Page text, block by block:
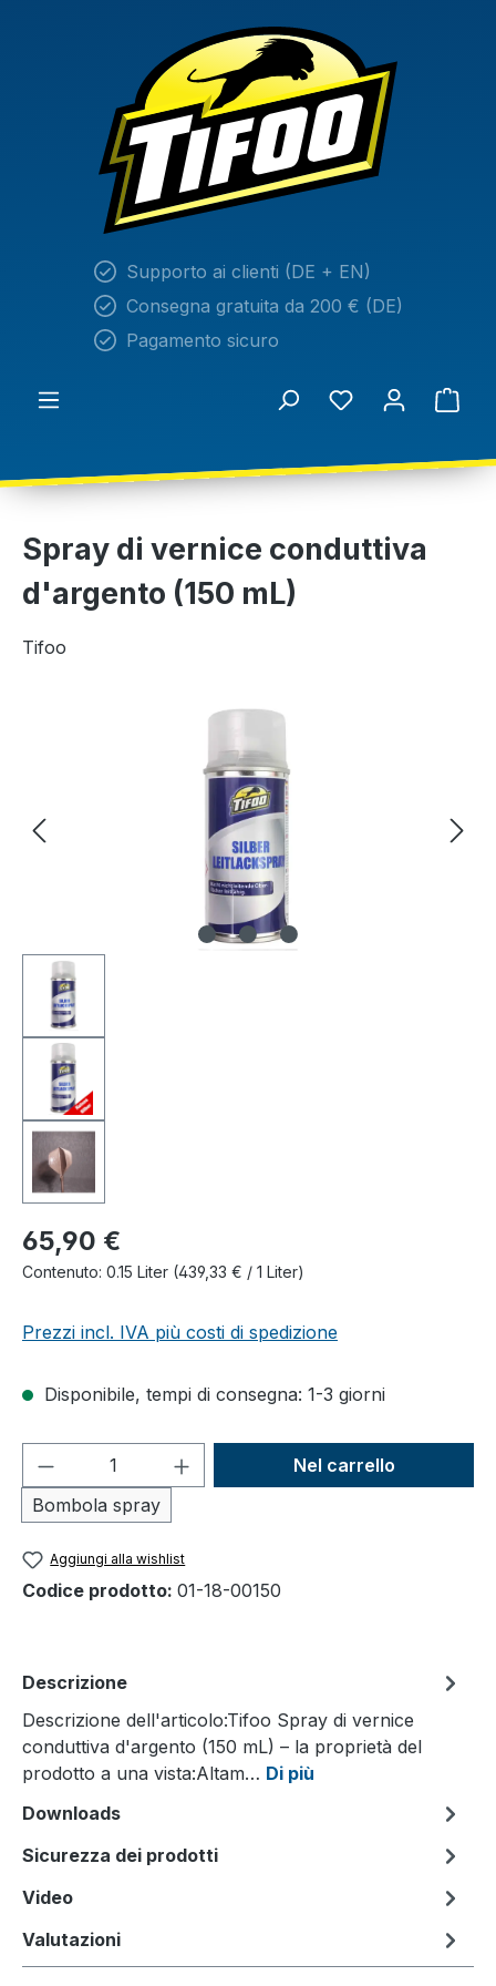
Supporto ai clienti (DE + EN)
Consegna gratuita da 200 € (DE)
Pagamento sicuro
Spray di vernice conduttiva
d'argento (150 mL)
Tifoo
Salta la galleria di immagini
65,90 €
Contenuto: 0.15 Liter (439,33 € / 1 Liter)
Prezzi incl. IVA più costi di spedizione
Disponibile, tempi di consegna: 1-3 giorni
Quantità del prodotto: inserisci la
Bombola spray
Nel carrello
Aggiungi alla wishlist
Codice prodotto: 01-18-00150
Descrizione
Descrizione dell'articolo:Tifoo Spray di vernice
conduttiva d'argento (150 mL) – la proprietà del
prodotto a una vista:Altam… Di più
Downloads
Sicurezza dei prodotti
Video
Valutazioni